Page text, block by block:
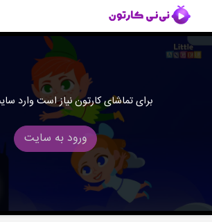
برای تماشای کارتون نیاز است وارد
ورود به سایت